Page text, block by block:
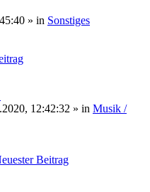
» in Sonstiges
12:42:32 » in Musik /
Beitrag